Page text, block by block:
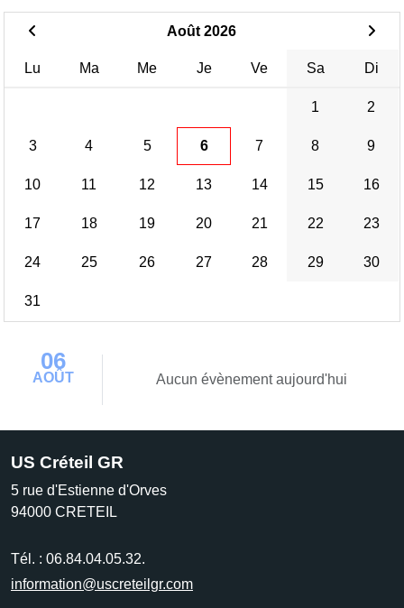
Août 2026
Lu Ma Me Je Ve Sa Di
1 2
3 4 5 6 7 8 9
10 11 12 13 14 15 16
17 18 19 20 21 22 23
24 25 26 27 28 29 30
31
06
AOÛT Aucun évènement aujourd'hui
US Créteil GR
5 rue d'Estienne d'Orves
94000 CRETEIL
Tél. : 06.84.04.05.32.
information@uscreteilgr.com